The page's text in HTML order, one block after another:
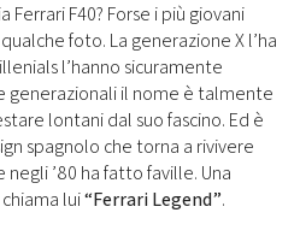
F40? Forse i più giovani
foto. La generazione X l’ha
l’hanno sicuramente
generazionali il nome è talmente
lontani dal suo fascino. Ed è
spagnolo che torna a rivivere
’80 ha fatto faville. Una
lui“Ferrari Legend”.